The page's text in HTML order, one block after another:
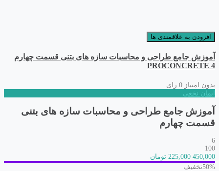
افزودن به علاقمندی ها
آموزش جامع طراحی و محاسبات سازه های بتنی قسمت چهارم
PROCONCRETE 4
بدون امتیاز 0 رای
ایمان نخعی
آموزش جامع طراحی و محاسبات سازه های بتنی
قسمت چهارم
6
100
450,000 225,000 تومان
50%تخفیف